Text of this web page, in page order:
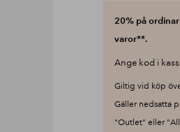
20% på
varor**.
Ange kod i
Giltig vid köp
Gäller nedsatta
"Outlet" eller